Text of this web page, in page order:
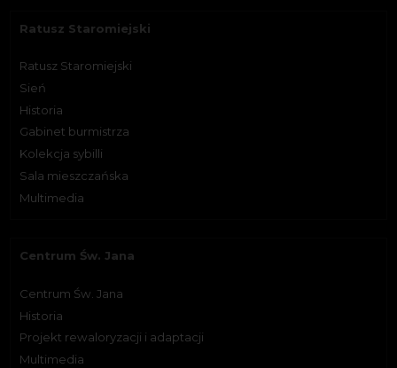
Ratusz Staromiejski
Ratusz Staromiejski
Sień
Historia
Gabinet burmistrza
Kolekcja sybilli
Sala mieszczańska
Multimedia
Centrum Św. Jana
Centrum Św. Jana
Historia
Projekt rewaloryzacji i adaptacji
Multimedia